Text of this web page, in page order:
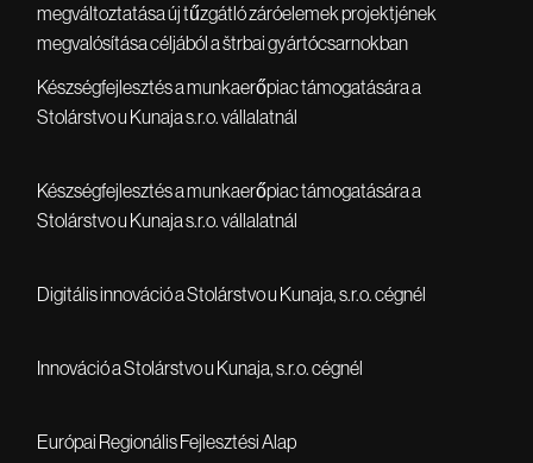
megváltoztatása új tűzgátló záróelemek projektjének
megvalósítása céljából a štrbai gyártócsarnokban
Készségfejlesztés a munkaerőpiac támogatására a
Stolárstvo u Kunaja s.r.o. vállalatnál
Készségfejlesztés a munkaerőpiac támogatására a
Stolárstvo u Kunaja s.r.o. vállalatnál
Digitális innováció a Stolárstvo u Kunaja, s.r.o. cégnél
Innováció a Stolárstvo u Kunaja, s.r.o. cégnél
Európai Regionális Fejlesztési Alap